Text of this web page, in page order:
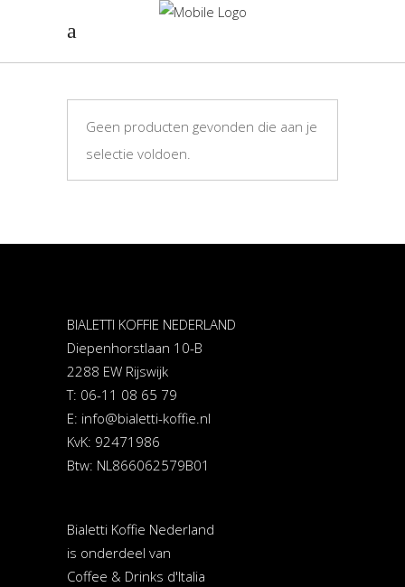
Geen producten gevonden die aan je
selectie voldoen.
BIALETTI KOFFIE NEDERLAND
Diepenhorstlaan 10-B
2288 EW Rijswijk
T: 06-11 08 65 79
E: info@bialetti-koffie.nl
KvK: 92471986
Btw: NL866062579B01
Bialetti Koffie Nederland
is onderdeel van
Coffee & Drinks d'Italia